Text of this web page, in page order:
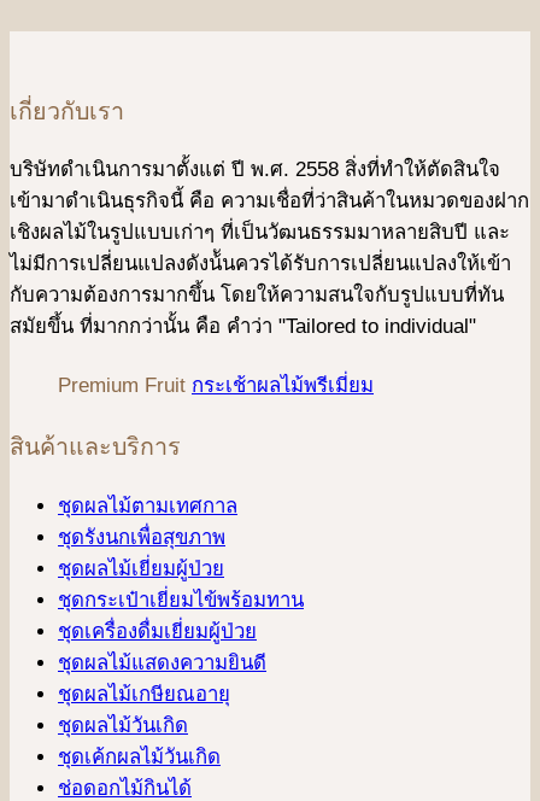
เกี่ยวกับเรา
บริษัทดําเนินการมาตั้งแต่ ปี พ.ศ. 2558 สิ่งที่ทำให้ตัดสินใจ
เข้ามาดําเนินธุรกิจนี้ คือ ความเชื่อที่ว่าสินค้าในหมวดของฝาก
เชิงผลไม้ในรูปแบบเก่าๆ ที่เป็นวัฒนธรรมมาหลายสิบปี และ
ไม่มีการเปลี่ยนแปลงดังน้ันควรได้รับการเปลี่ยนแปลงให้เข้า
กับความต้องการมากขึ้น โดยให้ความสนใจกับรูปแบบที่ทัน
สมัยขึ้น ที่มากกว่านั้น คือ คําว่า "Tailored to individual"
Premium Fruit กระเช้าผลไม้พรีเมี่ยม
สินค้าและบริการ
ชุดผลไม้ตามเทศกาล
ชุดรังนกเพื่อสุขภาพ
ชุดผลไม้เยี่ยมผู้ป่วย
ชุดกระเป๋าเยี่ยมไข้พร้อมทาน
ชุดเครื่องดื่มเยี่ยมผู้ป่วย
ชุดผลไม้แสดงความยินดี
ชุดผลไม้เกษียณอายุ
ชุดผลไม้วันเกิด
ชุดเค้กผลไม้วันเกิด
ช่อดอกไม้กินได้